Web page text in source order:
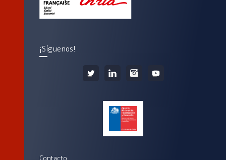
¡Síguenos!
Contacto